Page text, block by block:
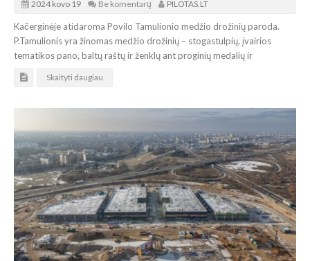
2024 kovo 19 Be komentarų PILOTAS.LT
Kačerginėje atidaroma Povilo Tamulionio medžio drožinių paroda.
P.Tamulionis yra žinomas medžio drožinių – stogastulpių, įvairios
tematikos pano, baltų raštų ir ženklų ant proginių medalių ir
Skaityti daugiau